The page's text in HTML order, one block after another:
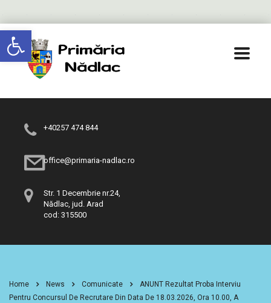
Deschide bara de unelte
+40257 474 844
office@primaria-nadlac.ro
Str. 1 Decembrie nr.24,
Nădlac, jud. Arad
cod: 315500
Home News Comunicate
ANUNT Rezultat Proba Interviu
Pentru Concursul De Recrutare Din Data De 18.03.2026, Ora 10.00, A